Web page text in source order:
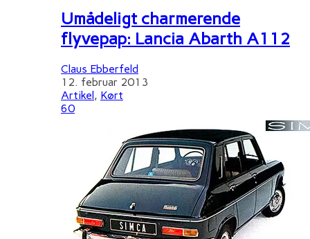
Umådeligt charmerende
flyvepap: Lancia Abarth A112
Claus Ebberfeld
12. februar 2013
Artikel, Kørt
60